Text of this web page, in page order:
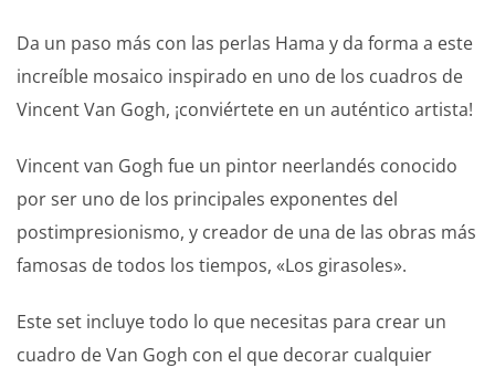
Da un paso más con las perlas Hama y da forma a este
increíble mosaico inspirado en uno de los cuadros de
Vincent Van Gogh, ¡conviértete en un auténtico artista!
Vincent van Gogh fue un pintor neerlandés conocido
por ser uno de los principales exponentes del
postimpresionismo, y creador de una de las obras más
famosas de todos los tiempos, «Los girasoles».
Este set incluye todo lo que necesitas para crear un
cuadro de Van Gogh con el que decorar cualquier